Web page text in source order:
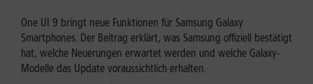
One UI 9 bringt neue Funktionen für Samsung Galaxy
Smartphones. Der Beitrag erklärt, was Samsung offiziell bestätigt
hat, welche Neuerungen erwartet werden und welche Galaxy-
Modelle das Update voraussichtlich erhalten.